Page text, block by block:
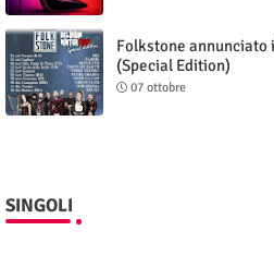
Folkstone
(Special Edition)
07 ottobre
SINGOLI